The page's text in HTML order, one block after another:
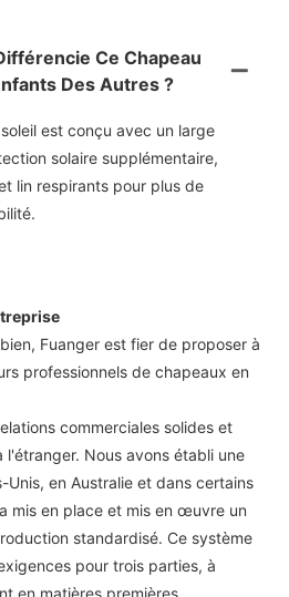
Ce Chapeau
Des Autres ?
est conçu avec un large
solaire supplémentaire,
lin respirants pour plus de
Fuanger est fier de proposer à
professionnels de chapeaux en
commerciales solides et
Nous avons établi une
Unis, en Australie et dans certains
mis en place et mis en œuvre un
standardisé. Ce système
pour trois parties, à